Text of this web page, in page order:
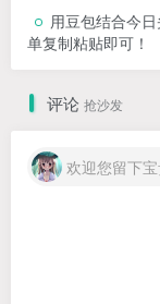
用豆包结合今
单复制粘贴即可！
评论 抢沙发
欢迎您留下宝